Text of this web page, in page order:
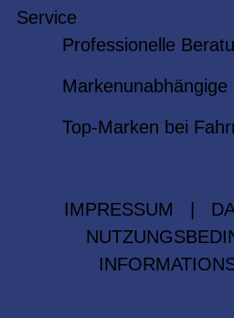
Service
Professionelle
Top-Marken bei
IMPRESSUM